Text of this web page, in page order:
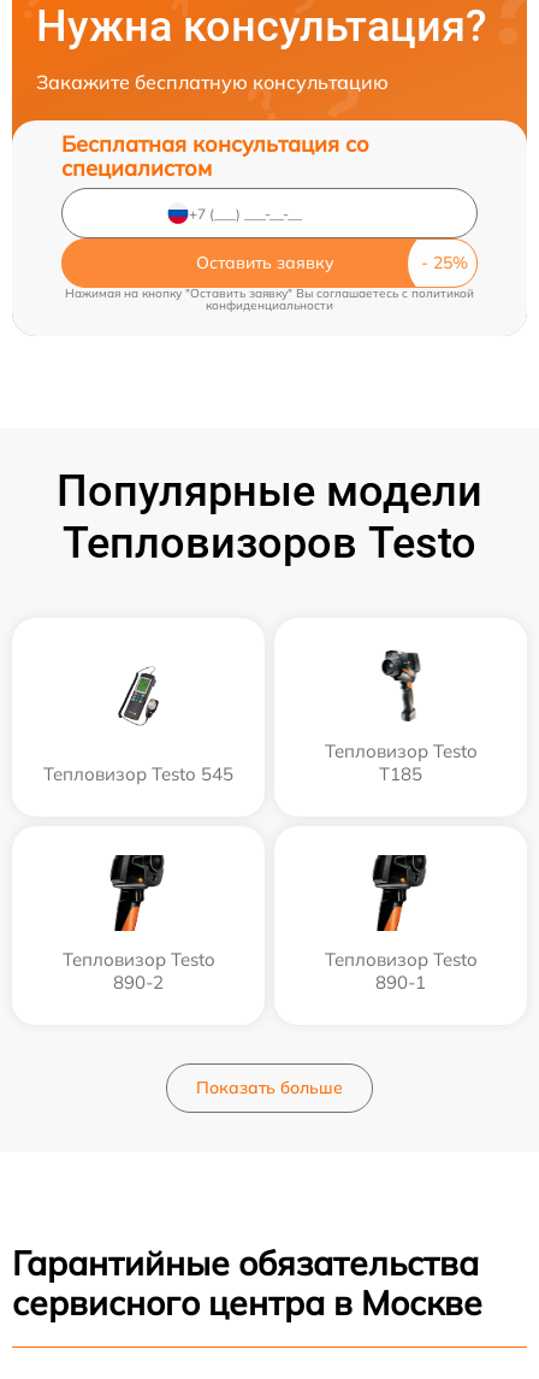
Нужна консультация?
Закажите бесплатную консультацию
Бесплатная консультация со
специалистом
Оставить заявку
Нажимая на кнопку "Оставить заявку" Вы соглашаетесь cполитикой
конфиденциальности
Популярные модели
Тепловизоров Testo
Тепловизор Testo 545
Тепловизор Testo
T185
Тепловизор Testo
890-2
Тепловизор Testo
890-1
Показать больше
Гарантийные обязательства
сервисного центра в Москве